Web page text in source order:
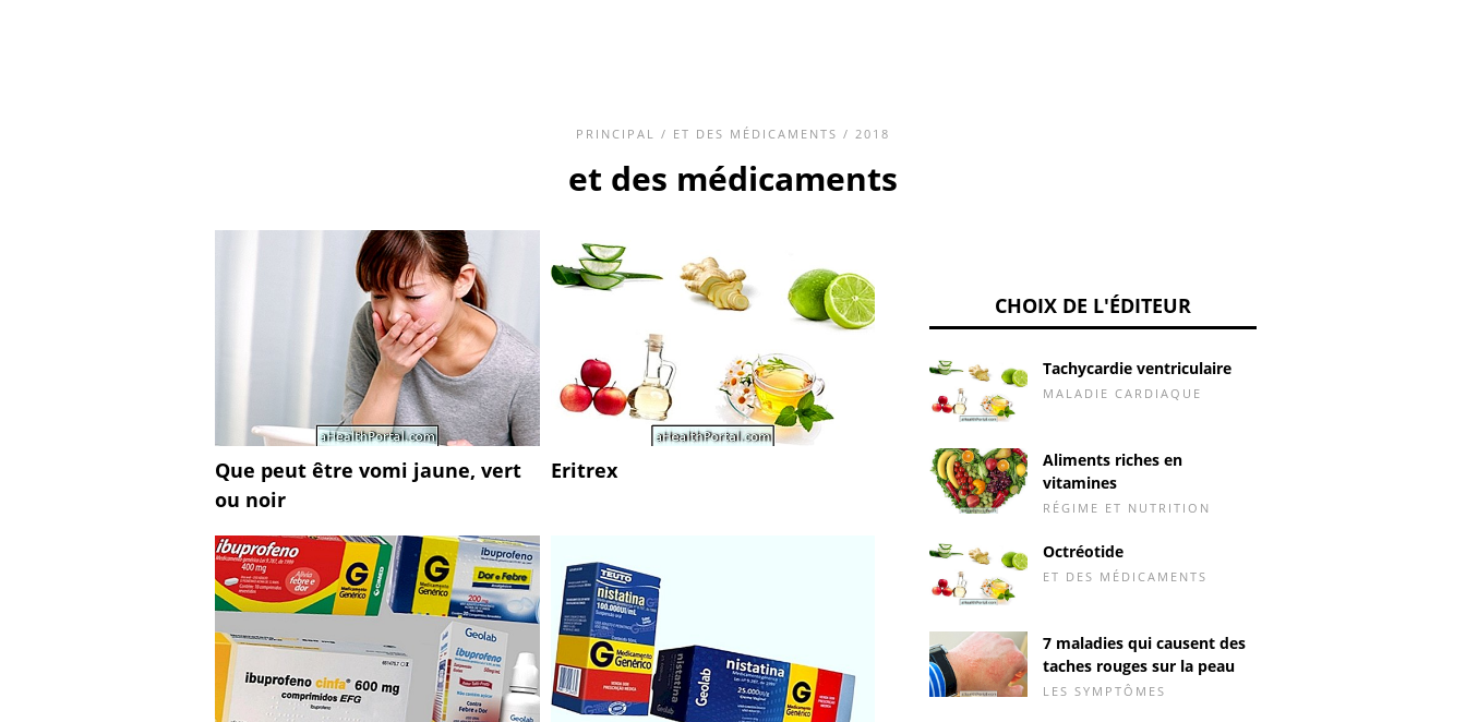
PRINCIPAL / ET DES MÉDICAMENTS / 2018
et des médicaments
Que peut être vomi jaune, vert
ou noir
Eritrex
CHOIX DE L'ÉDITEUR
Tachycardie ventriculaire
MALADIE CARDIAQUE
Aliments riches en
vitamines
RÉGIME ET NUTRITION
Octréotide
ET DES MÉDICAMENTS
7 maladies qui causent des
taches rouges sur la peau
LES SYMPTÔMES